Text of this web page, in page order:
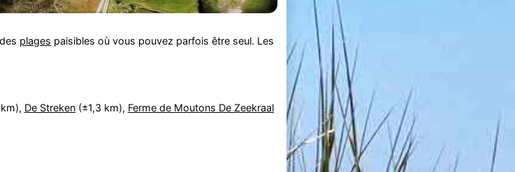
plages paisibles où vous pouvez parfois être seul. Les
km), De Streken(±1,3 km), Ferme de Moutons De Zeekraal